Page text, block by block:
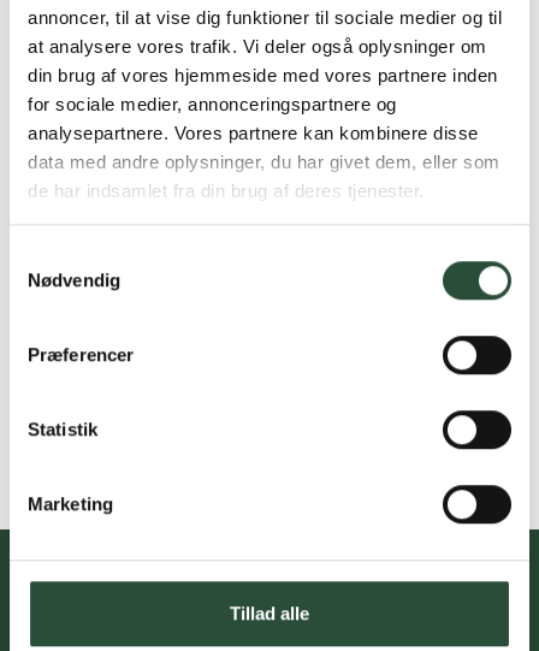
annoncer, til at vise dig funktioner til sociale medier og til
at analysere vores trafik. Vi deler også oplysninger om
din brug af vores hjemmeside med vores partnere inden
for sociale medier, annonceringspartnere og
analysepartnere. Vores partnere kan kombinere disse
data med andre oplysninger, du har givet dem, eller som
de har indsamlet fra din brug af deres tjenester.
Nødvendig
Præferencer
Statistik
Marketing
Tillad alle